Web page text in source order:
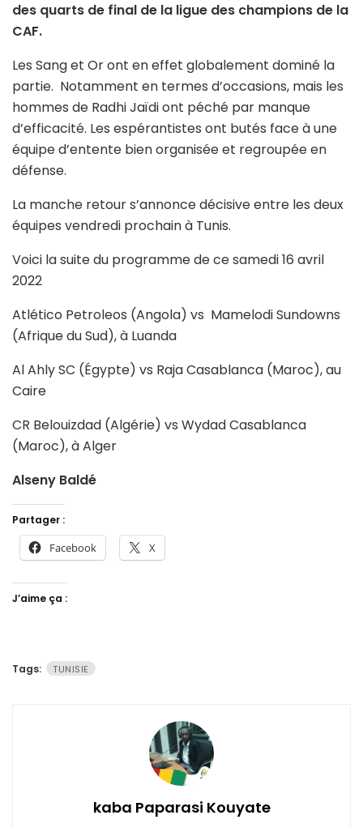
des quarts de final de la ligue des champions de la
CAF.
Les Sang et Or ont en effet globalement dominé la
partie. Notamment en termes d’occasions, mais les
hommes de Radhi Jaïdi ont péché par manque
d’efficacité. Les espérantistes ont butés face à une
équipe d’entente bien organisée et regroupée en
défense.
La manche retour s’annonce décisive entre les deux
équipes vendredi prochain à Tunis.
Voici la suite du programme de ce samedi 16 avril
2022
Atlético Petroleos (Angola) vs Mamelodi Sundowns
(Afrique du Sud), à Luanda
Al Ahly SC (Égypte) vs Raja Casablanca (Maroc), au
Caire
CR Belouizdad (Algérie) vs Wydad Casablanca
(Maroc), à Alger
Alseny Baldé
Partager :
Facebook X
J’aime ça :
Tags: TUNISIE
kaba Paparasi Kouyate